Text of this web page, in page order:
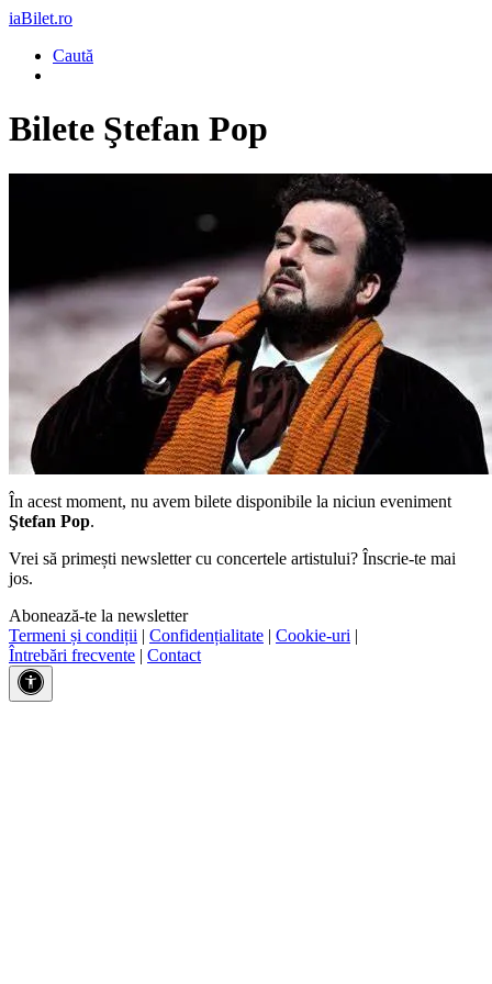
iaBilet.ro
Caută
Bilete Ştefan Pop
În acest moment, nu avem bilete disponibile la niciun eveniment
Ştefan Pop.
Vrei să primești newsletter cu concertele artistului? Înscrie-te mai
jos.
Abonează-te la newsletter
Termeni și condiții | Confidențialitate | Cookie-uri |
Întrebări frecvente | Contact